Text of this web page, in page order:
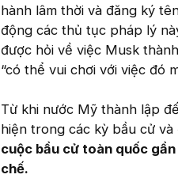
hành lâm thời và đăng ký
động các thủ tục pháp lý
được hỏi về việc Musk
“có thể vui chơi với việc đó
Từ khi nước Mỹ thành lập
hiện trong các kỳ bầu cử và
cuộc bầu cử toàn quốc
chế.